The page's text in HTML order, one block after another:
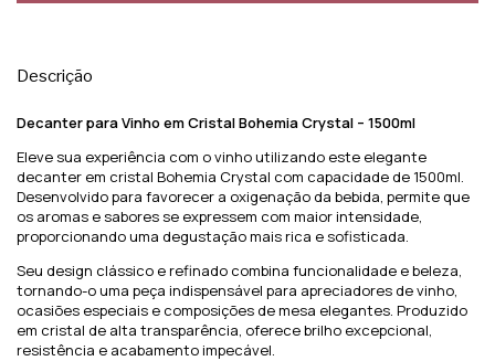
Descrição
Decanter para Vinho em Cristal Bohemia Crystal – 1500ml
Eleve sua experiência com o vinho utilizando este elegante
decanter em cristal Bohemia Crystal com capacidade de 1500ml.
Desenvolvido para favorecer a oxigenação da bebida, permite que
os aromas e sabores se expressem com maior intensidade,
proporcionando uma degustação mais rica e sofisticada.
Seu design clássico e refinado combina funcionalidade e beleza,
tornando-o uma peça indispensável para apreciadores de vinho,
ocasiões especiais e composições de mesa elegantes. Produzido
em cristal de alta transparência, oferece brilho excepcional,
resistência e acabamento impecável.